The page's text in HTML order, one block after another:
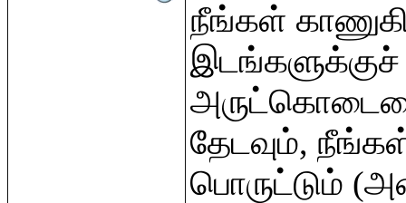
நீங்கள்
தேடவும்,
பொருட்டும்